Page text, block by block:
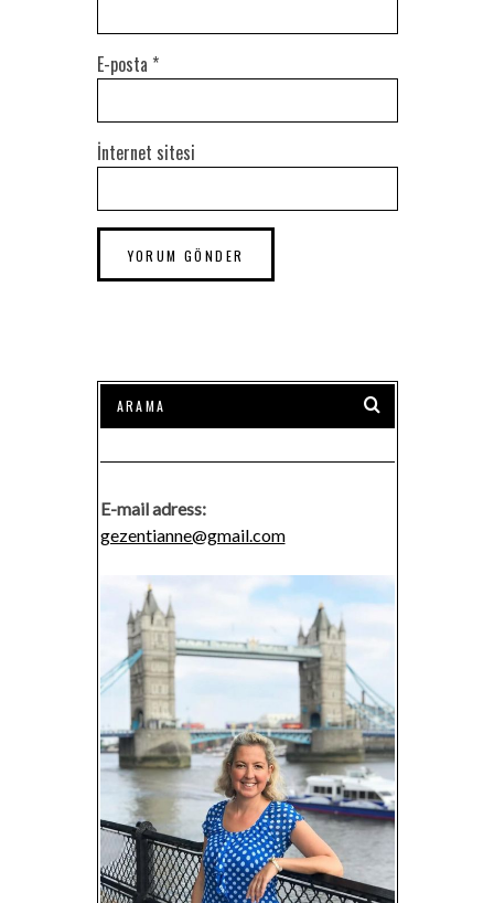
E-posta *
İnternet sitesi
E-mail adress:
gezentianne@gmail.com